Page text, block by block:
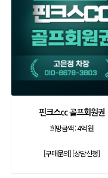
핀크스cc 골프회원권
희망금액 :4억 원
[구매문의][상담신청]